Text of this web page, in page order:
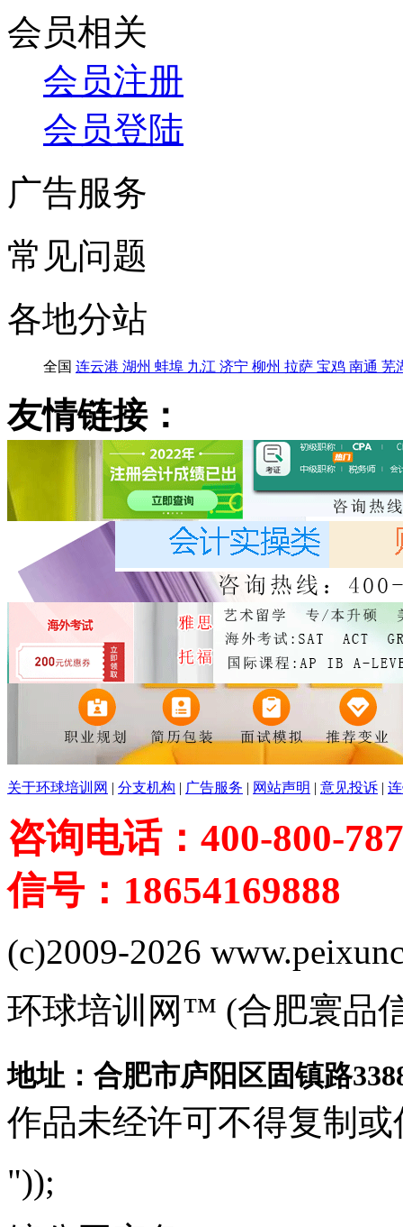
会员相关
会员注册
会员登陆
广告服务
常见问题
各地分站
全国 连云港 湖州 蚌埠 九江 济宁 柳州 拉萨 宝鸡 南通 芜
友情链接：
关于环球培训网 | 分支机构 | 广告服务 | 网站声明 | 意见投诉 |
咨询电话：400-800-
信号：18654169888
(c)2009-2026
环球培训网™ (合肥寰品
地址：合肥市庐阳区固镇路
作品未经许可不得复制或
"));